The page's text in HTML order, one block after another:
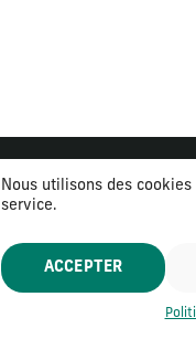
Nous utilisons des
service.
ACCEPTER
Mentions légales